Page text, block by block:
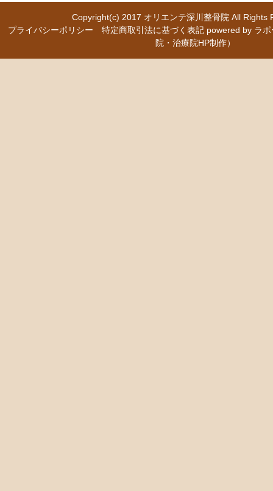
Copyright(c) 2017 オリエンテ深川整骨院 All
プライバシーポリシー
特定商取引法に基づく表記 powered by ラ
院・治療院HP制作）